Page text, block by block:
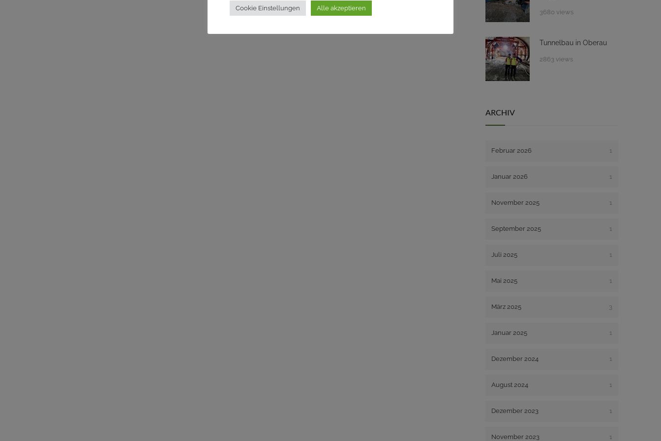
3680 views
Tunnelbau in Oberau
2863 views
ARCHIV
Februar 2026 1
Januar 2026 1
November 2025 1
September 2025 1
Juli 2025 1
Mai 2025 1
März 2025 3
Januar 2025 1
Dezember 2024 1
August 2024 1
Dezember 2023 1
November 2023 1
Cookie Einstellungen Alle akzeptieren